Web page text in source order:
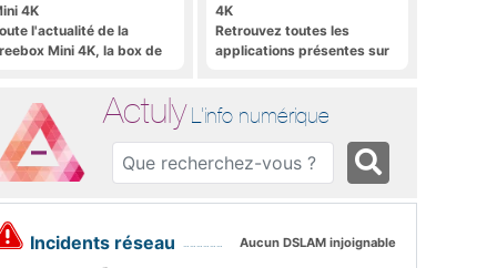
4K
l'actualité de la
Mini 4K, la box de
4K
Retrouvez toutes les
applications présentes sur
Actuly L'info numérique
Incidents réseau Aucun DSLAM injoignable